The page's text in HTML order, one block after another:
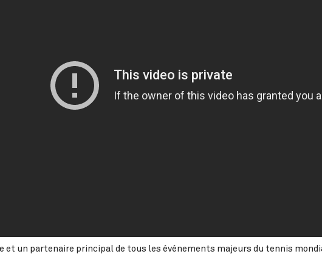
et un partenaire principal de tous les événements majeurs du tennis